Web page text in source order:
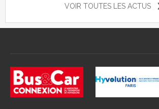
VOIR TOUTES LES ACTUS